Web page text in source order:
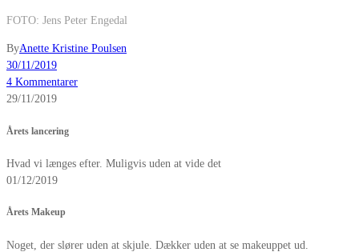
FOTO: Jens Peter Engedal
ByAnette Kristine Poulsen
30/11/2019
4 Kommentarer
29/11/2019
Årets lancering
Hvad vi længes efter. Muligvis uden at vide det
01/12/2019
Årets Makeup
Noget, der slører uden at skjule. Dækker uden at se makeuppet ud.